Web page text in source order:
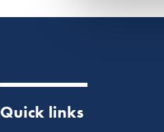
Quick links